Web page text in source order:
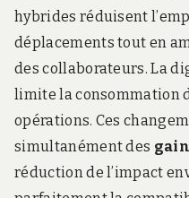
hybrides réduisent
déplacements tout en
des collaborateurs. La
limite la consommation
opérations. Ces
simultanément des
réduction de l’impact